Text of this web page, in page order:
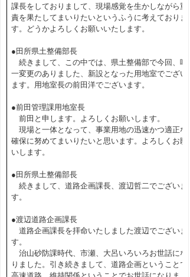
課長をしておりまして、現場感覚を生かしながら重
責を果たしてまいりたいというふうに考えておりま
す。どうかよろしくお願いいたします。
●田所県土整備部長
続きまして、この中では、県土整備部で今回、唯
一変更のありました、新設となった用地室でござい
ます。用地室長の前田洋でございます。
●前田管理課用地室長
前田と申します。よろしくお願いします。
現場と一体となって、事業用地の迅速かつ適正な
確保に努めてまいりたいと思います。よろしくお願
いします。
●田所県土整備部長
続きまして、道路企画課長、渡辺哲二でございま
す。
●渡辺道路企画課長
道路企画課長を拝命いたしました渡辺でございま
す。
治山砂防課時代、市瀬、大呂いろいろお世話にな
りました。引き続きまして、道路企画ということで